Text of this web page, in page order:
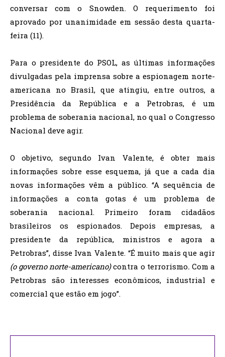
conversar com o Snowden. O requerimento foi
aprovado por unanimidade em sessão desta quarta-
feira (11).
Para o presidente do PSOL, as últimas informações
divulgadas pela imprensa sobre a espionagem norte-
americana no Brasil, que atingiu, entre outros, a
Presidência da República e a Petrobras, é um
problema de soberania nacional, no qual o Congresso
Nacional deve agir.
O objetivo, segundo Ivan Valente, é obter mais
informações sobre esse esquema, já que a cada dia
novas informações vêm a público. “A sequência de
informações a conta gotas é um problema de
soberania nacional. Primeiro foram cidadãos
brasileiros os espionados. Depois empresas, a
presidente da república, ministros e agora a
Petrobras”, disse Ivan Valente. “É muito mais que agir
(o governo norte-americano)contra o terrorismo. Com a
Petrobras são interesses econômicos, industrial e
comercial que estão em jogo”.